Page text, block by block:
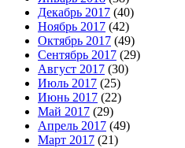
Декабрь 2017 (40)
Ноябрь 2017 (42)
Октябрь 2017 (49)
Сентябрь 2017 (29)
Август 2017 (30)
Июль 2017 (25)
Июнь 2017 (22)
Май 2017 (29)
Апрель 2017 (49)
Март 2017 (21)